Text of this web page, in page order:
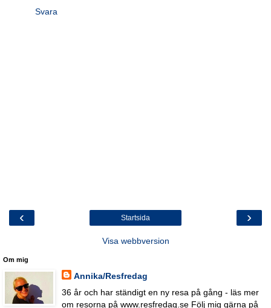
Svara
‹ ›
Startsida
Visa webbversion
Om mig
Annika/Resfredag
36 år och har ständigt en ny resa på gång - läs mer
om resorna på www.resfredag.se Följ mig gärna på